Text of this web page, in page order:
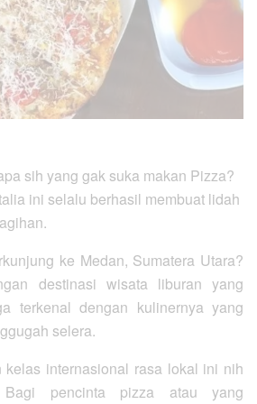
sih yang gak suka makan Pizza?
ini selalu berhasil membuat lidah
ke Medan, Sumatera Utara?
destinasi wisata liburan yang
terkenal dengan kulinernya yang
selera.
kelas internasional rasa lokal ini nih
Bagi pencinta pizza atau yang